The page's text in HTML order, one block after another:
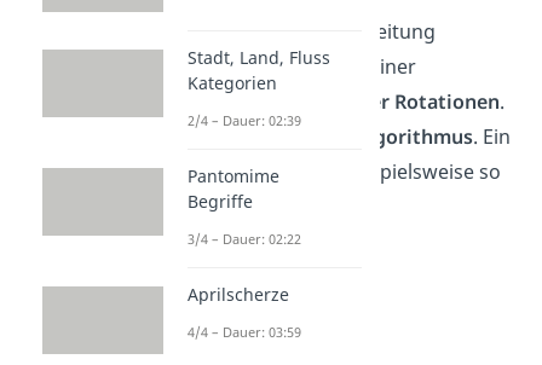
Die Schritte dieser Anleitung
bestehen jeweils aus einer
Kombination
mehrerer Rotationen.
Du nennst sie auch
Algorithmus. Ein
Algorithmus sieht beispielsweise so
aus: R‘ D‘ R D.
Stadt, Land, Fluss
Kategorien
2/4 – Dauer: 02:39
Pantomime
Begriffe
3/4 – Dauer: 02:22
Aprilscherze
4/4 – Dauer: 03:59